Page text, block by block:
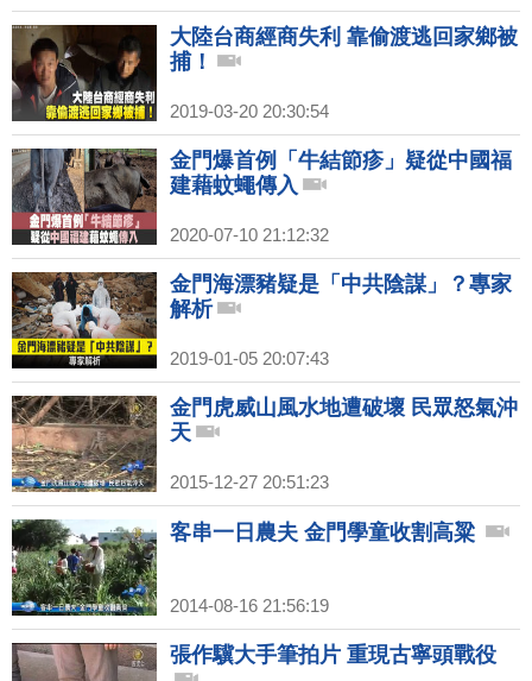
大陸台商經商失利 靠偷渡逃回家鄉被
捕！
2019-03-20 20:30:54
金門爆首例「牛結節疹」疑從中國福
建藉蚊蠅傳入
2020-07-10 21:12:32
金門海漂豬疑是「中共陰謀」？專家
解析
2019-01-05 20:07:43
金門虎威山風水地遭破壞 民眾怒氣沖
天
2015-12-27 20:51:23
客串一日農夫 金門學童收割高粱
2014-08-16 21:56:19
張作驥大手筆拍片 重現古寧頭戰役